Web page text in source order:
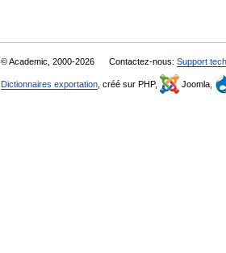
© Academic, 2000-2026 Contactez-nous: Support
Dictionnaires exportation , créé sur PHP, Joomla,